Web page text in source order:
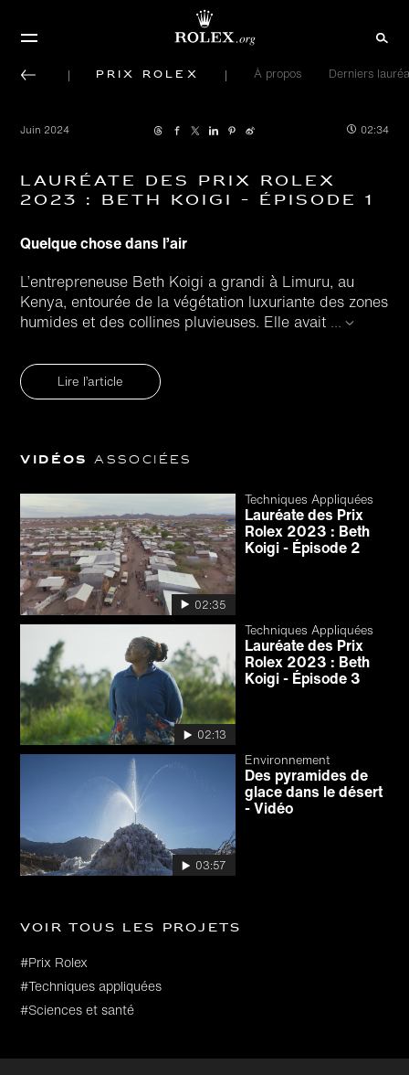
Prix Rolex À propos Derniers
Juin 2024 02:34
Lauréate des Prix Rolex
2023 : Beth Koigi - Épisode 1
Quelque chose dans l’air
L’entrepreneuse Beth Koigi a grandi à Limuru, au
Kenya, entourée de la végétation luxuriante des zones
humides et des collines pluvieuses. Elle avait ...
Lire l’article
Vidéos associées
02:35
Techniques Appliquées
Lauréate des Prix
Rolex 2023 : Beth
Koigi - Épisode 2
02:13
Techniques Appliquées
Lauréate des Prix
Rolex 2023 : Beth
Koigi - Épisode 3
03:57
Environnement
Des pyramides de
glace dans le désert
- Vidéo
Voir tous les projets
#Prix Rolex
#Techniques appliquées
#Sciences et santé